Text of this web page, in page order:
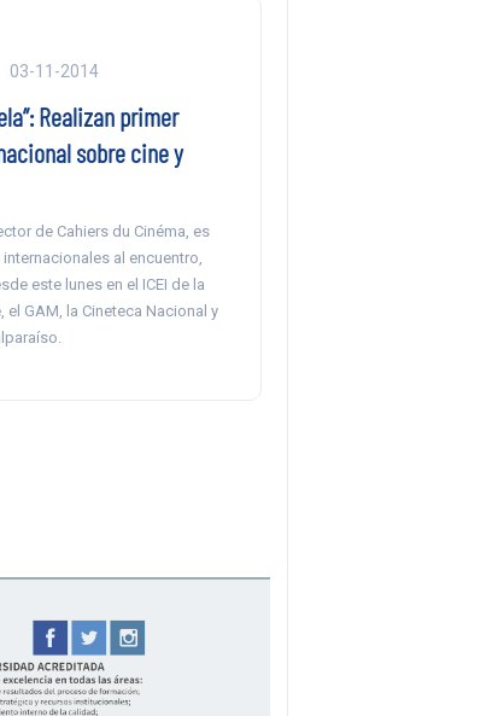
03-11-2014
Realizan primer
sobre cine y
de Cahiers du Cinéma, es
al encuentro,
este lunes en el ICEI de la
el GAM, la Cineteca Nacional y